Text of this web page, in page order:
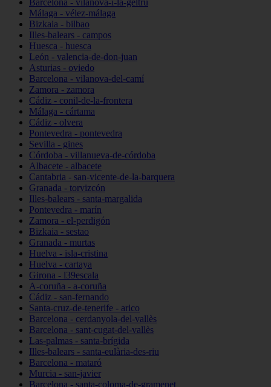
Barcelona - vilanova-i-la-geltrú
Málaga - vélez-málaga
Bizkaia - bilbao
Illes-balears - campos
Huesca - huesca
León - valencia-de-don-juan
Asturias - oviedo
Barcelona - vilanova-del-camí
Zamora - zamora
Cádiz - conil-de-la-frontera
Málaga - cártama
Cádiz - olvera
Pontevedra - pontevedra
Sevilla - gines
Córdoba - villanueva-de-córdoba
Albacete - albacete
Cantabria - san-vicente-de-la-barquera
Granada - torvizcón
Illes-balears - santa-margalida
Pontevedra - marín
Zamora - el-perdigón
Bizkaia - sestao
Granada - murtas
Huelva - isla-cristina
Huelva - cartaya
Girona - l39escala
A-coruña - a-coruña
Cádiz - san-fernando
Santa-cruz-de-tenerife - arico
Barcelona - cerdanyola-del-vallès
Barcelona - sant-cugat-del-vallès
Las-palmas - santa-brígida
Illes-balears - santa-eulària-des-riu
Barcelona - mataró
Murcia - san-javier
Barcelona - santa-coloma-de-gramenet